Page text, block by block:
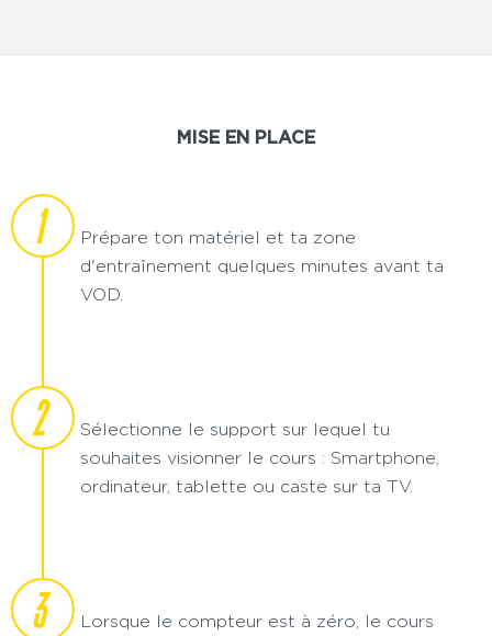
MISE EN PLACE
1
Prépare ton matériel et ta zone
d'entraînement quelques minutes avant ta
VOD.
2
Sélectionne le support sur lequel tu
souhaites visionner le cours : Smartphone,
ordinateur, tablette ou caste sur ta TV.
3 Lorsque le compteur est à zéro, le cours